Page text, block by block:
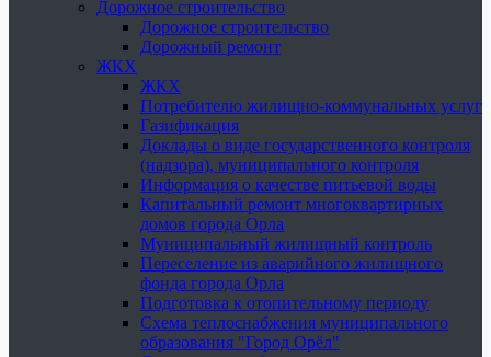
Дорожное строительство
Дорожное строительство
Дорожный ремонт
ЖКХ
ЖКХ
Потребителю жилищно-коммунальных услуг
Газификация
Доклады о виде государственного контроля
(надзора), муниципального контроля
Информация о качестве питьевой воды
Капитальный ремонт многоквартирных
домов города Орла
Муниципальный жилищный контроль
Переселение из аварийного жилищного
фонда города Орла
Подготовка к отопительному периоду
Схема теплоснабжения муниципального
образования "Город Орёл"